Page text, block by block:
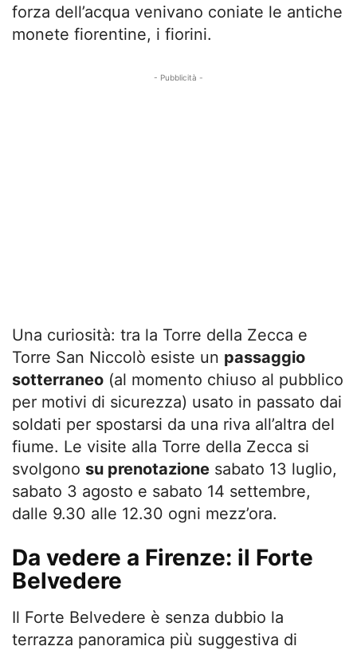
forza dell’acqua venivano coniate le antiche
monete fiorentine, i fiorini.
- Pubblicità -
Una curiosità: tra la Torre della Zecca e
Torre San Niccolò esiste un passaggio
sotterraneo (al momento chiuso al pubblico
per motivi di sicurezza) usato in passato dai
soldati per spostarsi da una riva all’altra del
fiume. Le visite alla Torre della Zecca si
svolgono su prenotazione sabato 13 luglio,
sabato 3 agosto e sabato 14 settembre,
dalle 9.30 alle 12.30 ogni mezz’ora.
Da vedere a Firenze: il Forte
Belvedere
Il Forte Belvedere è senza dubbio la
terrazza panoramica più suggestiva di